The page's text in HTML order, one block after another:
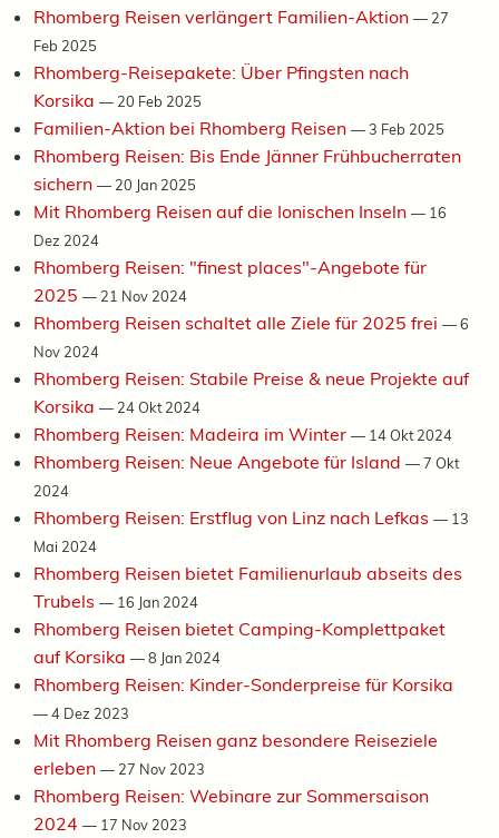
Rhomberg Reisen verlängert Familien-Aktion — 27
Feb 2025
Rhomberg-Reisepakete: Über Pfingsten nach
Korsika — 20 Feb 2025
Familien-Aktion bei Rhomberg Reisen —3 Feb 2025
Rhomberg Reisen: Bis Ende Jänner Frühbucherraten
sichern — 20 Jan 2025
Mit Rhomberg Reisen auf die Ionischen Inseln — 16
Dez 2024
Rhomberg Reisen: "finest places"-Angebote für
2025 — 21 Nov 2024
Rhomberg Reisen schaltet alle Ziele für 2025 frei —6
Nov 2024
Rhomberg Reisen: Stabile Preise & neue Projekte auf
Korsika — 24 Okt 2024
Rhomberg Reisen: Madeira im Winter — 14 Okt 2024
Rhomberg Reisen: Neue Angebote für Island —7 Okt
2024
Rhomberg Reisen: Erstflug von Linz nach Lefkas — 13
Mai 2024
Rhomberg Reisen bietet Familienurlaub abseits des
Trubels — 16 Jan 2024
Rhomberg Reisen bietet Camping-Komplettpaket
auf Korsika —8 Jan 2024
Rhomberg Reisen: Kinder-Sonderpreise für Korsika
—4 Dez 2023
Mit Rhomberg Reisen ganz besondere Reiseziele
erleben — 27 Nov 2023
Rhomberg Reisen: Webinare zur Sommersaison
2024 — 17 Nov 2023